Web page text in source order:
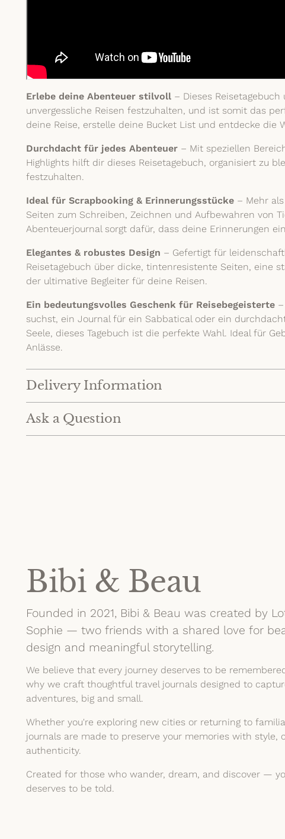
Erlebe deine Abenteuer stilvoll – Dieses
unvergessliche Reisen festzuhalten, und ist somit das
deine Reise, erstelle deine Bucket List und entdecke die
Durchdacht für jedes Abenteuer – Mit speziellen
Highlights hilft dir dieses Reisetagebuch, organisiert zu
festzuhalten.
Ideal für Scrapbooking & Erinnerungsstücke – Mehr
Seiten zum Schreiben, Zeichnen und Aufbewahren von
Abenteuerjournal sorgt dafür, dass deine Erinnerungen
Elegantes & robustes Design – Gefertigt für
Reisetagebuch über dicke, tintenresistente Seiten, eine
der ultimative Begleiter für deine Reisen.
Ein bedeutungsvolles Geschenk für Reisebegeisterte
suchst, ein Journal für ein Sabbatical oder ein
Seele, dieses Tagebuch ist die perfekte Wahl. Ideal für
Anlässe.
Delivery Information
Ask a Question
Bibi & Beau
Founded in 2021, Bibi & Beau was created by
Sophie — two friends with a shared love for
design and meaningful storytelling.
We believe that every journey deserves to be
why we craft thoughtful travel journals designed to
adventures, big and small.
Whether you're exploring new cities or returning to
journals are made to preserve your memories with style,
authenticity.
Created for those who wander, dream, and discover —
deserves to be told.